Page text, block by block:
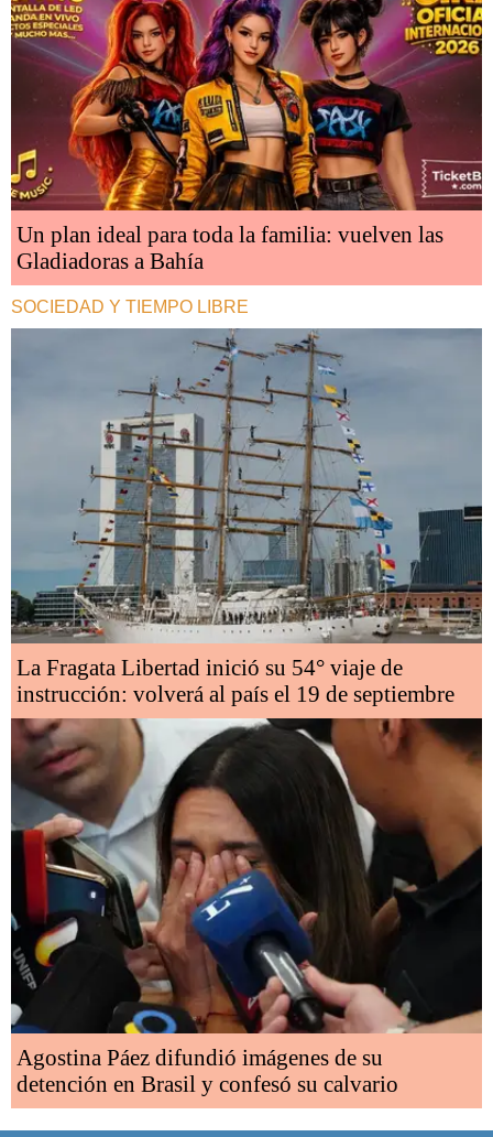
Un plan ideal para toda la familia: vuelven las
Gladiadoras a Bahía
SOCIEDAD Y TIEMPO LIBRE
La Fragata Libertad inició su 54° viaje de
instrucción: volverá al país el 19 de septiembre
Agostina Páez difundió imágenes de su
detención en Brasil y confesó su calvario